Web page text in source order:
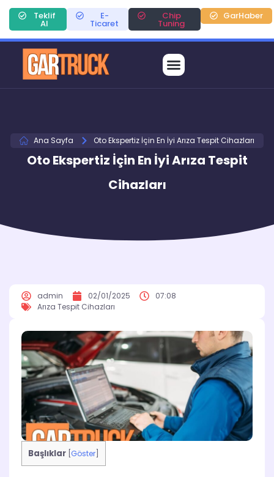
Teklif
Al
E-
Ticaret
Chip
Tuning
GarHaber
Ana Sayfa Oto Ekspertiz İçin En İyi Arıza Tespit Cihazları
Oto Ekspertiz İçin En İyi Arıza Tespit
Cihazları
admin 02/01/2025
07:08
Arıza Tespit Cihazları
Başlıklar Göster